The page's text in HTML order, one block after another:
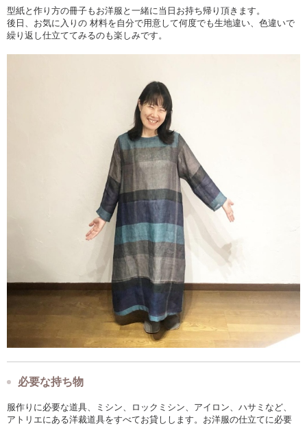
型紙と作り方の冊子もお洋服と一緒に当日お持ち帰り頂きます。
後日、お気に入りの 材料を自分で用意して何度でも生地違い、色違いで
繰り返し仕立ててみるのも楽しみです。
必要な持ち物
服作りに必要な道具、ミシン、ロックミシン、アイロン、ハサミなど、
アトリエにある洋裁道具をすべてお貸しします。お洋服の仕立てに必要